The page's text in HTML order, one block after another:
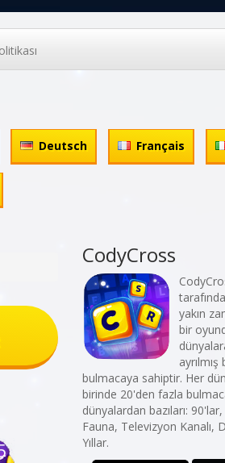
Deutsch Français
CodyCross
yakın
bir
bulmacaya sahiptir. Her
birinde 20'den fazla
dünyalardan bazıları:
Fauna, Televizyon Kanalı,
Yıllar.